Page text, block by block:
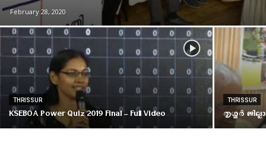
February 28, 2020
THRISSUR
KSEBOA Power Quiz 2019 Final – Full Video
THRISSUR
തൃശ്ശൂർ